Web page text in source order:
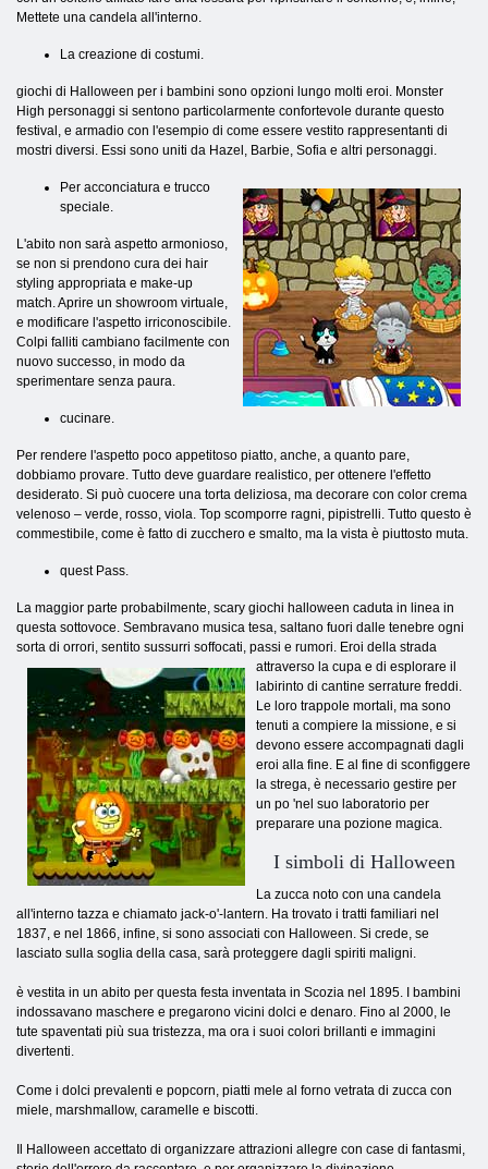
Mettete una candela all'interno.
La creazione di costumi.
giochi di Halloween per i bambini sono opzioni lungo molti eroi. Monster
High personaggi si sentono particolarmente confortevole durante questo
festival, e armadio con l'esempio di come essere vestito rappresentanti di
mostri diversi. Essi sono uniti da Hazel, Barbie, Sofia e altri personaggi.
Per acconciatura e trucco
speciale.
L'abito non sarà aspetto armonioso,
se non si prendono cura dei hair
styling appropriata e make-up
match. Aprire un showroom virtuale,
e modificare l'aspetto irriconoscibile.
Colpi falliti cambiano facilmente con
nuovo successo, in modo da
sperimentare senza paura.
cucinare.
Per rendere l'aspetto poco appetitoso piatto, anche, a quanto pare,
dobbiamo provare. Tutto deve guardare realistico, per ottenere l'effetto
desiderato. Si può cuocere una torta deliziosa, ma decorare con color crema
velenoso – verde, rosso, viola. Top scomporre ragni, pipistrelli. Tutto questo è
commestibile, come è fatto di zucchero e smalto, ma la vista è piuttosto muta.
quest Pass.
La maggior parte probabilmente, scary giochi halloween caduta in linea in
questa sottovoce. Sembravano musica tesa, saltano fuori dalle tenebre ogni
sorta di orrori, sentito sussurri soffocati, passi e rumori. Eroi della strada
attraverso la cupa e di esplorare il
labirinto di cantine serrature freddi.
Le loro trappole mortali, ma sono
tenuti a compiere la missione, e si
devono essere accompagnati dagli
eroi alla fine. E al fine di sconfiggere
la strega, è necessario gestire per
un po 'nel suo laboratorio per
preparare una pozione magica.
I simboli di Halloween
La zucca noto con una candela
all'interno tazza e chiamato jack-o'-lantern. Ha trovato i tratti familiari nel
1837, e nel 1866, infine, si sono associati con Halloween. Si crede, se
lasciato sulla soglia della casa, sarà proteggere dagli spiriti maligni.
è vestita in un abito per questa festa inventata in Scozia nel 1895. I bambini
indossavano maschere e pregarono vicini dolci e denaro. Fino al 2000, le
tute spaventati più sua tristezza, ma ora i suoi colori brillanti e immagini
divertenti.
Come i dolci prevalenti e popcorn, piatti mele al forno vetrata di zucca con
miele, marshmallow, caramelle e biscotti.
Il Halloween accettato di organizzare attrazioni allegre con case di fantasmi,